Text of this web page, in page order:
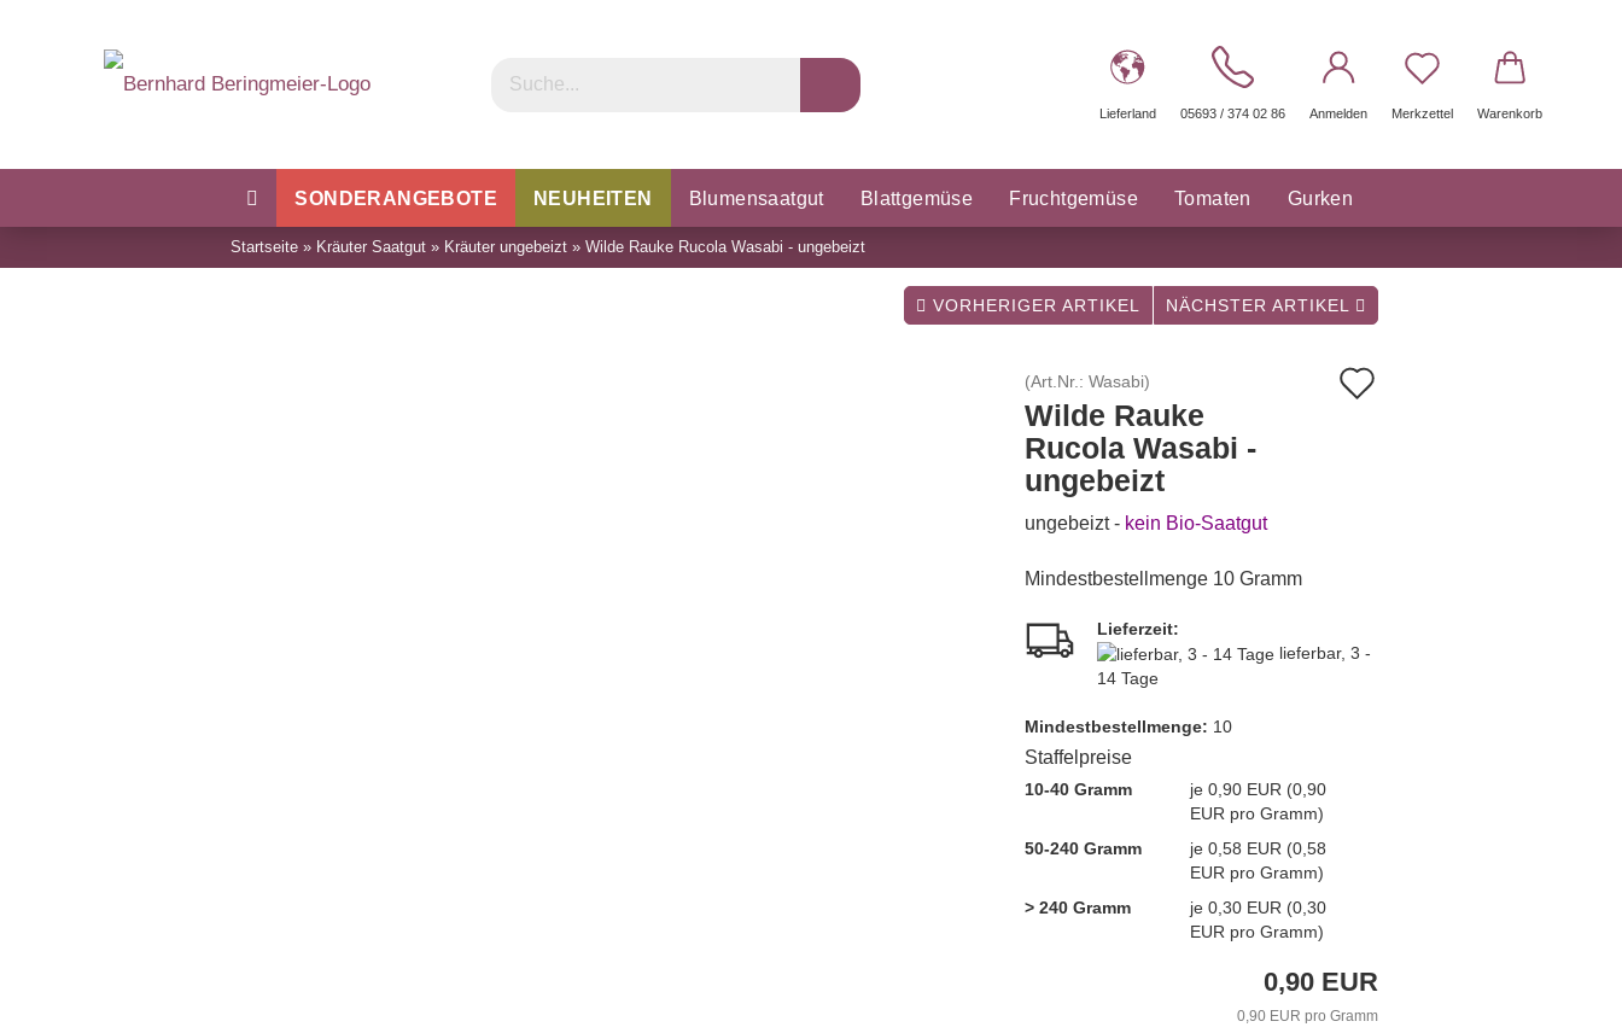
Lieferland 05693 / 374 02 86 Anmelden Merkzettel Warenkorb
SONDERANGEBOTE NEUHEITEN Blumensaatgut Blattgemüse Fruchtgemüse Tomaten Gurken
Kohl Bohnen & Erbsen Wurzel & Knollen Microgreens Porree & Zwiebeln
Startseite » Kräuter Saatgut » Kräuter ungebeizt » Wilde Rauke Rucola Wasabi - ungebeizt
VORHERIGER ARTIKEL NÄCHSTER ARTIKEL
(Art.Nr.: Wasabi)
Wilde Rauke
Rucola Wasabi -
ungebeizt
ungebeizt - kein Bio-Saatgut
Mindestbestellmenge 10 Gramm
Lieferzeit:
lieferbar, 3 -
14 Tage
Mindest­bestellmenge: 10
Staffelpreise
10-40 Gramm
je 0,90 EUR (0,90
EUR pro Gramm)
50-240 Gramm
je 0,58 EUR (0,58
EUR pro Gramm)
> 240 Gramm
je 0,30 EUR (0,30
EUR pro Gramm)
0,90 EUR
0,90 EUR pro Gramm